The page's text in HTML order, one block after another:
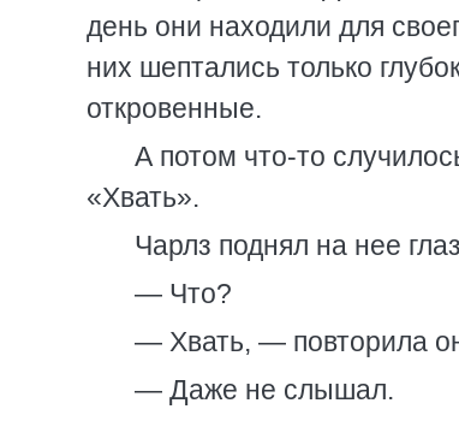
день они находили для
них шептались только
откровенные.
А потом что-то
«Хвать».
Чарлз поднял на нее
— Что?
— Хвать, — повторила
— Даже не слышал.